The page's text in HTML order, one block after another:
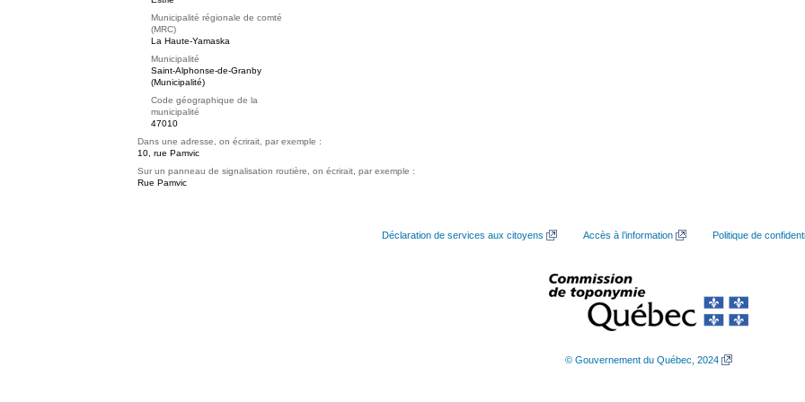
Municipalité régionale de comté
(MRC)
La Haute-Yamaska
Municipalité
Saint-Alphonse-de-Granby
(Municipalité)
Code géographique de la
municipalité
47010
Dans une adresse, on écrirait, par exemple :
10, rue Pamvic
Sur un panneau de signalisation routière, on écrirait, par exemple :
Rue Pamvic
Déclaration de services aux citoyens Accès à l’information Politique de
© Gouvernement du Québec, 2024